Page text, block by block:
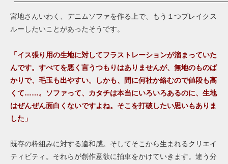
宮地さんいわく、デニムソファを作る上で、もう１つブレイクス
ルーしたいことがあったそうです。
「イス張り用の生地に対してフラストレーションが溜まっていた
んです。すべてを悪く言うつもりはありませんが、無地のものば
かりで、毛玉も出やすい。しかも、間に何社か絡むので値段も高
くて……。ソファって、カタチは本当にいろいろあるのに、生地
はぜんぜん面白くないですよね。そこを打破したい思いもありま
した」
既存の枠組みに対する違和感。そしてそこから生まれるクリエイ
ティビティ。それらが創作意欲に拍車をかけていきます。違う分